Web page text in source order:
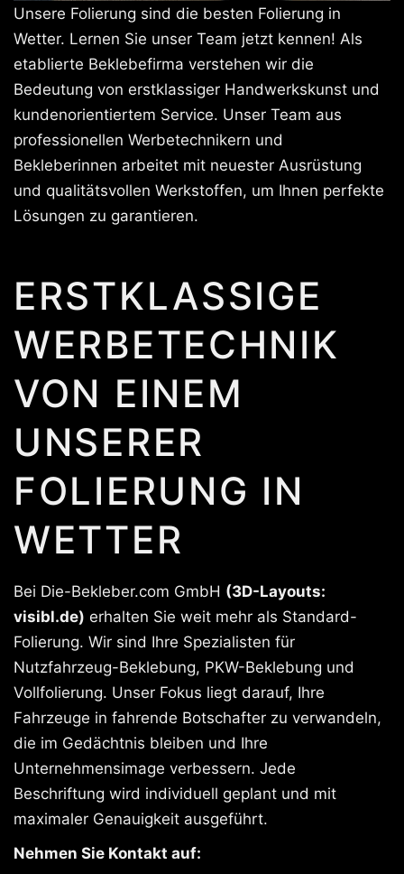
Unsere Folierung sind die besten Folierung in
Wetter. Lernen Sie unser Team jetzt kennen! Als
etablierte Beklebefirma verstehen wir die
Bedeutung von erstklassiger Handwerkskunst und
kundenorientiertem Service. Unser Team aus
professionellen Werbetechnikern und
Bekleberinnen arbeitet mit neuester Ausrüstung
und qualitätsvollen Werkstoffen, um Ihnen perfekte
Lösungen zu garantieren.
ERSTKLASSIGE
WERBETECHNIK
VON EINEM
UNSERER
FOLIERUNG IN
WETTER
Bei Die-Bekleber.com GmbH (3D-Layouts:
visibl.de) erhalten Sie weit mehr als Standard-
Folierung. Wir sind Ihre Spezialisten für
Nutzfahrzeug-Beklebung, PKW-Beklebung und
Vollfolierung. Unser Fokus liegt darauf, Ihre
Fahrzeuge in fahrende Botschafter zu verwandeln,
die im Gedächtnis bleiben und Ihre
Unternehmensimage verbessern. Jede
Beschriftung wird individuell geplant und mit
maximaler Genauigkeit ausgeführt.
Nehmen Sie Kontakt auf: